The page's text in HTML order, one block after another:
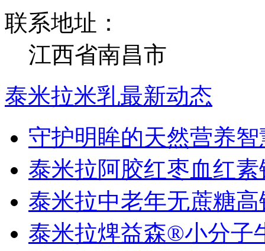
联系地址：
江西省南昌市
泰米拉米乳最新动态
守护明眸的天然营养
泰米拉阿胶红枣血红
泰米拉中老年无蔗糖
泰米拉焷益森®小分子